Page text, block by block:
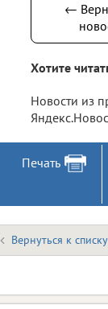
←
Хотите
Новости из
Печать
Вернуться к